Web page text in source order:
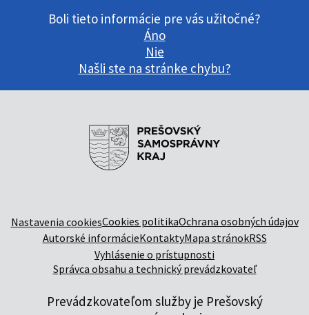
Boli tieto informácie pre vás užitočné?
Áno
Nie
Našli ste na stránke chybu?
Nastavenia cookiesCookies politikaOchrana osobných údajov
Autorské informácieKontaktyMapa stránokRSS
Vyhlásenie o prístupnosti
Správca obsahu a technický prevádzkovateľ
Prevádzkovateľom služby je Prešovský